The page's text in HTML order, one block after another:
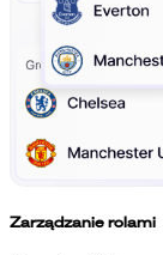
Zarządzanie rolami